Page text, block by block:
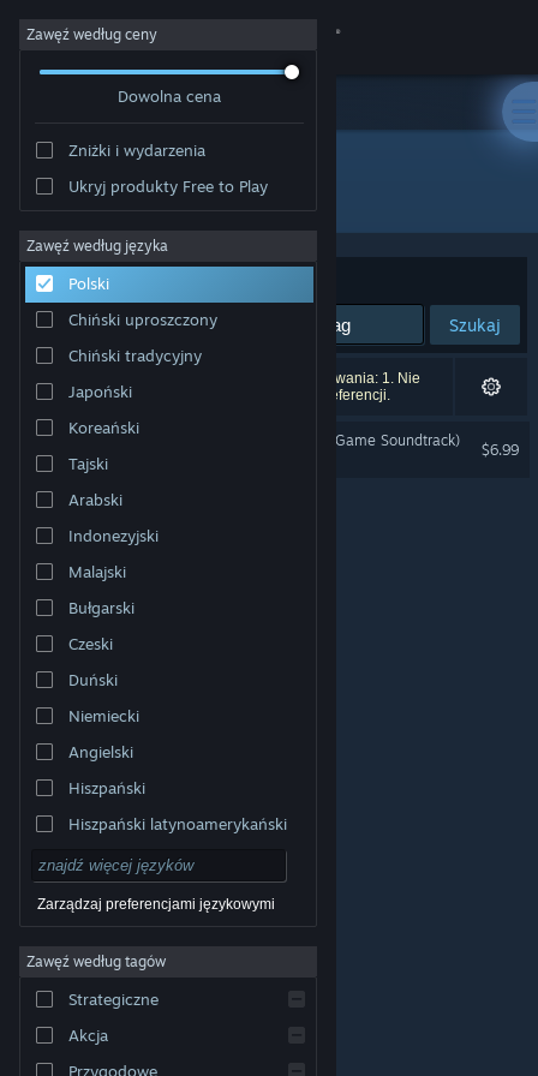
Zaloguj się
Społeczność
Informacje
Wsparcie
Zmień język
Pobierz aplikację mobilną Steam
Wersja przeglądarkowa
© Valve Corporation. Wszelkie prawa zastrzeżone.
właścicieli w Stanach Zjednoczonych i innych krajach.
dostępu
Umowa użytkownika Steam
pieniędzy |Ciasteczka
Zawęź według ceny
Dowolna cena
Zniżki i wydarzenia
Ukryj produkty Free to Play
Zawęź według języka
Polski
Chiński uproszczony
Chiński tradycyjny
Japoński
Koreański
Tajski
Arabski
Indonezyjski
Malajski
Bułgarski
Czeski
Duński
Niemiecki
Angielski
Hiszpański
Hiszpański latynoamerykański
Zarządzaj preferencjami językowymi
Zawęź według tagów
Strategiczne
Akcja
Przygodowe
Producent: Vertical Reach
Sortuj według:
Szukaj
Liczba wyników pasujących do twojego wyszukiwania: 1. Nie
uwzględniono 4 tytułów na podstawie twoich preferencji.
The Tartarus Key (Original Game Soundtrack)
$6.99